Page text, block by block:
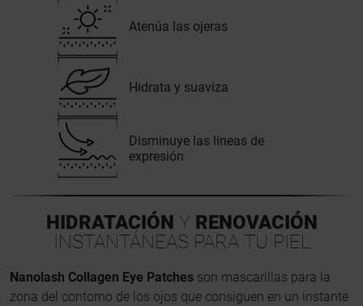
Atenúa las ojeras
Hidrata y suaviza
Disminuye las líneas de
expresión
HIDRATACIÓN Y RENOVACIÓN
INSTANTÁNEAS PARA TU PIEL
Nanolash Collagen Eye Patches son mascarillas para la
zona del contorno de los ojos que consiguen en un instante